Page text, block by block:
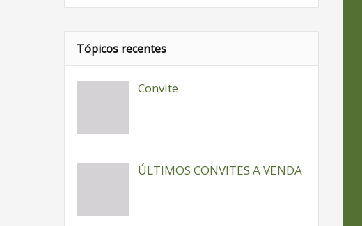
Tópicos recentes
Convite
ÚLTIMOS CONVITES A VENDA